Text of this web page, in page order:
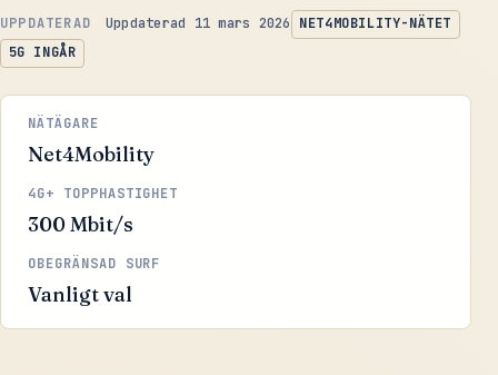
Uppdaterad 11 mars 2026
NET4MOBILITY-NÄTET
5G INGÅR
NÄTÄGARE
Net4Mobility
4G+ TOPPHASTIGHET
300 Mbit/s
OBEGRÄNSAD SURF
Vanligt val